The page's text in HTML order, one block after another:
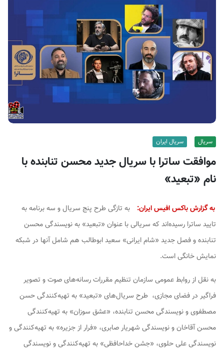
ف
ی
س
ا
ر
ا
ن
سریال سریال ایران
موافقت ساترا با سریال جدید محسن تنابنده با
نام «تبعید»
به گزارش باکس افیس ایران:
به تازگی طرح پنج سریال و سه برنامه به
تایید ساترا رسیده‌اند که سریالی با عنوان «تبعید» به نویسندگی محسن
تنابنده و فصل جدید «شام ایرانی» سعید ابوطالب هم شامل آنها در شبکه
نمایش خانگی است.
به نقل از روابط عمومی سازمان تنظیم مقررات رسانه‌های صوت و تصویر
فراگیر در فضای مجازی، طرح‌ سریال‌های «تبعید» به تهیه‌کنندگی حسن
مصطفوی و نویسندگی محسن تنابنده، «عشق سوزان» به تهیه‌کنندگی
محسن آقاخان و نویسندگی شهریار صابری، «فرار از جزیره» به تهیه‌کنندگی و
نویسندگی علی حلوی، «جشن خداحافظی» به تهیه‌کنندگی و نویسندگی